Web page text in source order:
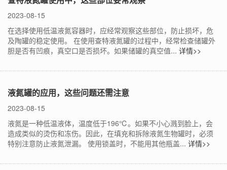
2023-08-15
在选择使用低温液氮容器时，应经常观察这些部位，防止损坏，危
及陶罐的稳定使用。 在使用查特液氮罐的过程中，经常检查储罐外
胆是否有凹痕，真空口是否损坏。如果储罐的真空值... 详情>>
液氮罐的应用，这些问题还需注意
2023-08-15
液氮是一种低温液体，温度低于196℃。如果不小心溅到脸上，会
造成类似的烫伤和冻伤。因此，在填充和拆除液氮生物罐时，必须
特别注意防止液氮泄漏。 使用锁盖时，不能用其他瓶盖... 详情>>